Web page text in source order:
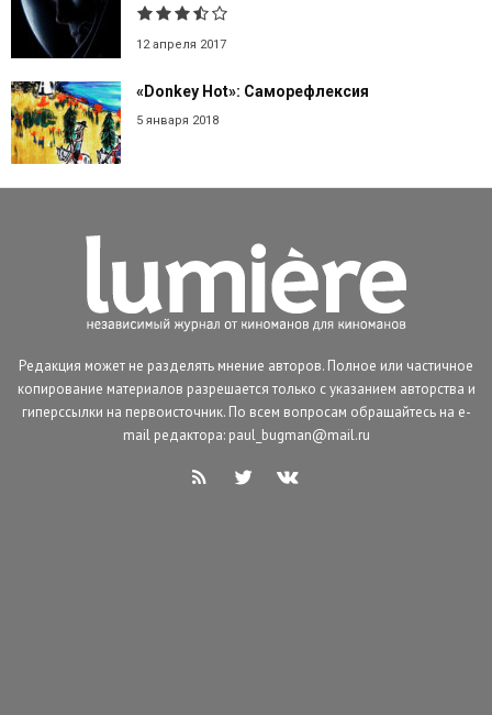
12 апреля 2017
«Donkey Hot»: Саморефлексия
5 января 2018
Редакция может не разделять мнение авторов. Полное или частичное
копирование материалов разрешается только с указанием авторства и
гиперссылки на первоисточник. По всем вопросам обращайтесь на e-
mail редактора: paul_bugman@mail.ru